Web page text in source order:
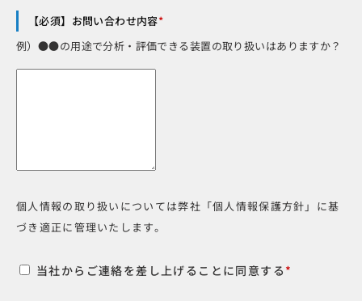
【必須】お問い合わせ内容*
例）●●の用途で分析・評価できる装置の取り扱いはありますか？
個人情報の取り扱いについては弊社「個人情報保護方針」に基
づき適正に管理いたします。
当社からご連絡を差し上げることに同意する *